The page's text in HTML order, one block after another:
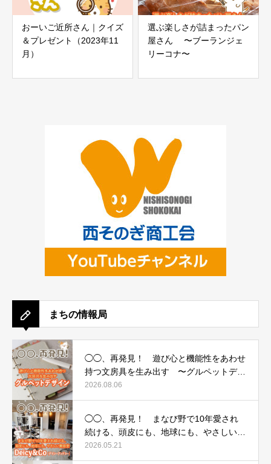
おーいご近所さん｜クイズ
＆プレゼント（2023年11
月）
選ぶ楽しさが詰まったパン
屋さん 〜ブーランジェ
リーコナ〜
まちの情報局
◯◯、再発見！ 遊び心と機能性をあわせ
持つ文房具を生み出す 〜グルペットデザ
イン〜
2026.08.06
◯◯、再発見！ まなび野で10年愛され
続ける、頭皮にも、地球にも、やさしい美
容室 〜Deicy&Co（デイシーアンドコ
ー）〜
2026.05.21